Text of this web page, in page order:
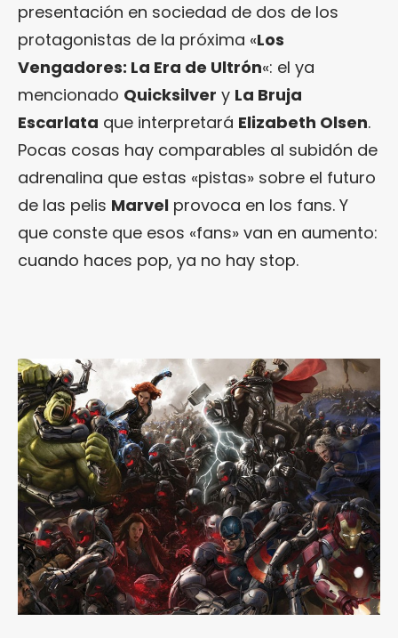
presentación en sociedad de dos de los
protagonistas de la próxima «Los
Vengadores: La Era de Ultrón«: el ya
mencionado Quicksilver y La Bruja
Escarlata que interpretará Elizabeth Olsen.
Pocas cosas hay comparables al subidón de
adrenalina que estas «pistas» sobre el futuro
de las pelis Marvel provoca en los fans. Y
que conste que esos «fans» van en aumento:
cuando haces pop, ya no hay stop.